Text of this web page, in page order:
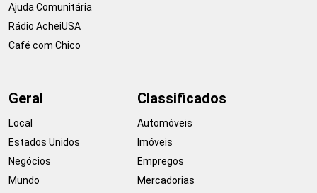
Ajuda Comunitária
Rádio AcheiUSA
Café com Chico
Geral
Local
Estados Unidos
Negócios
Mundo
Classificados
Automóveis
Imóveis
Empregos
Mercadorias